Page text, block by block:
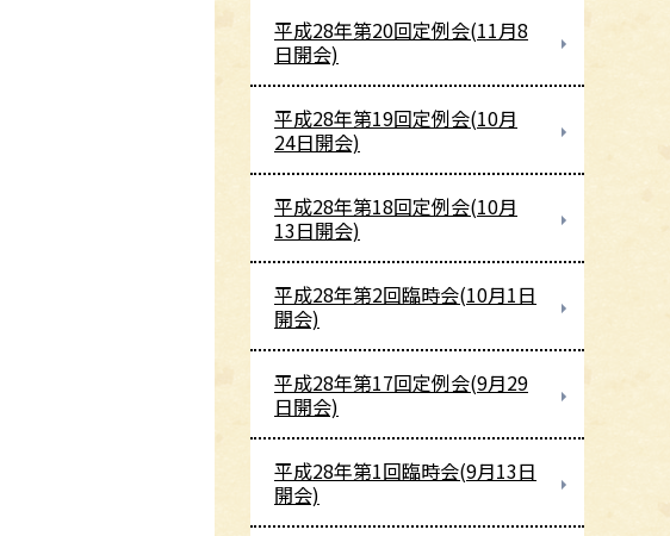
平成28年第20回定例会(11月8
日開会)
平成28年第19回定例会(10月
24日開会)
平成28年第18回定例会(10月
13日開会)
平成28年第2回臨時会(10月1日
開会)
平成28年第17回定例会(9月29
日開会)
平成28年第1回臨時会(9月13日
開会)